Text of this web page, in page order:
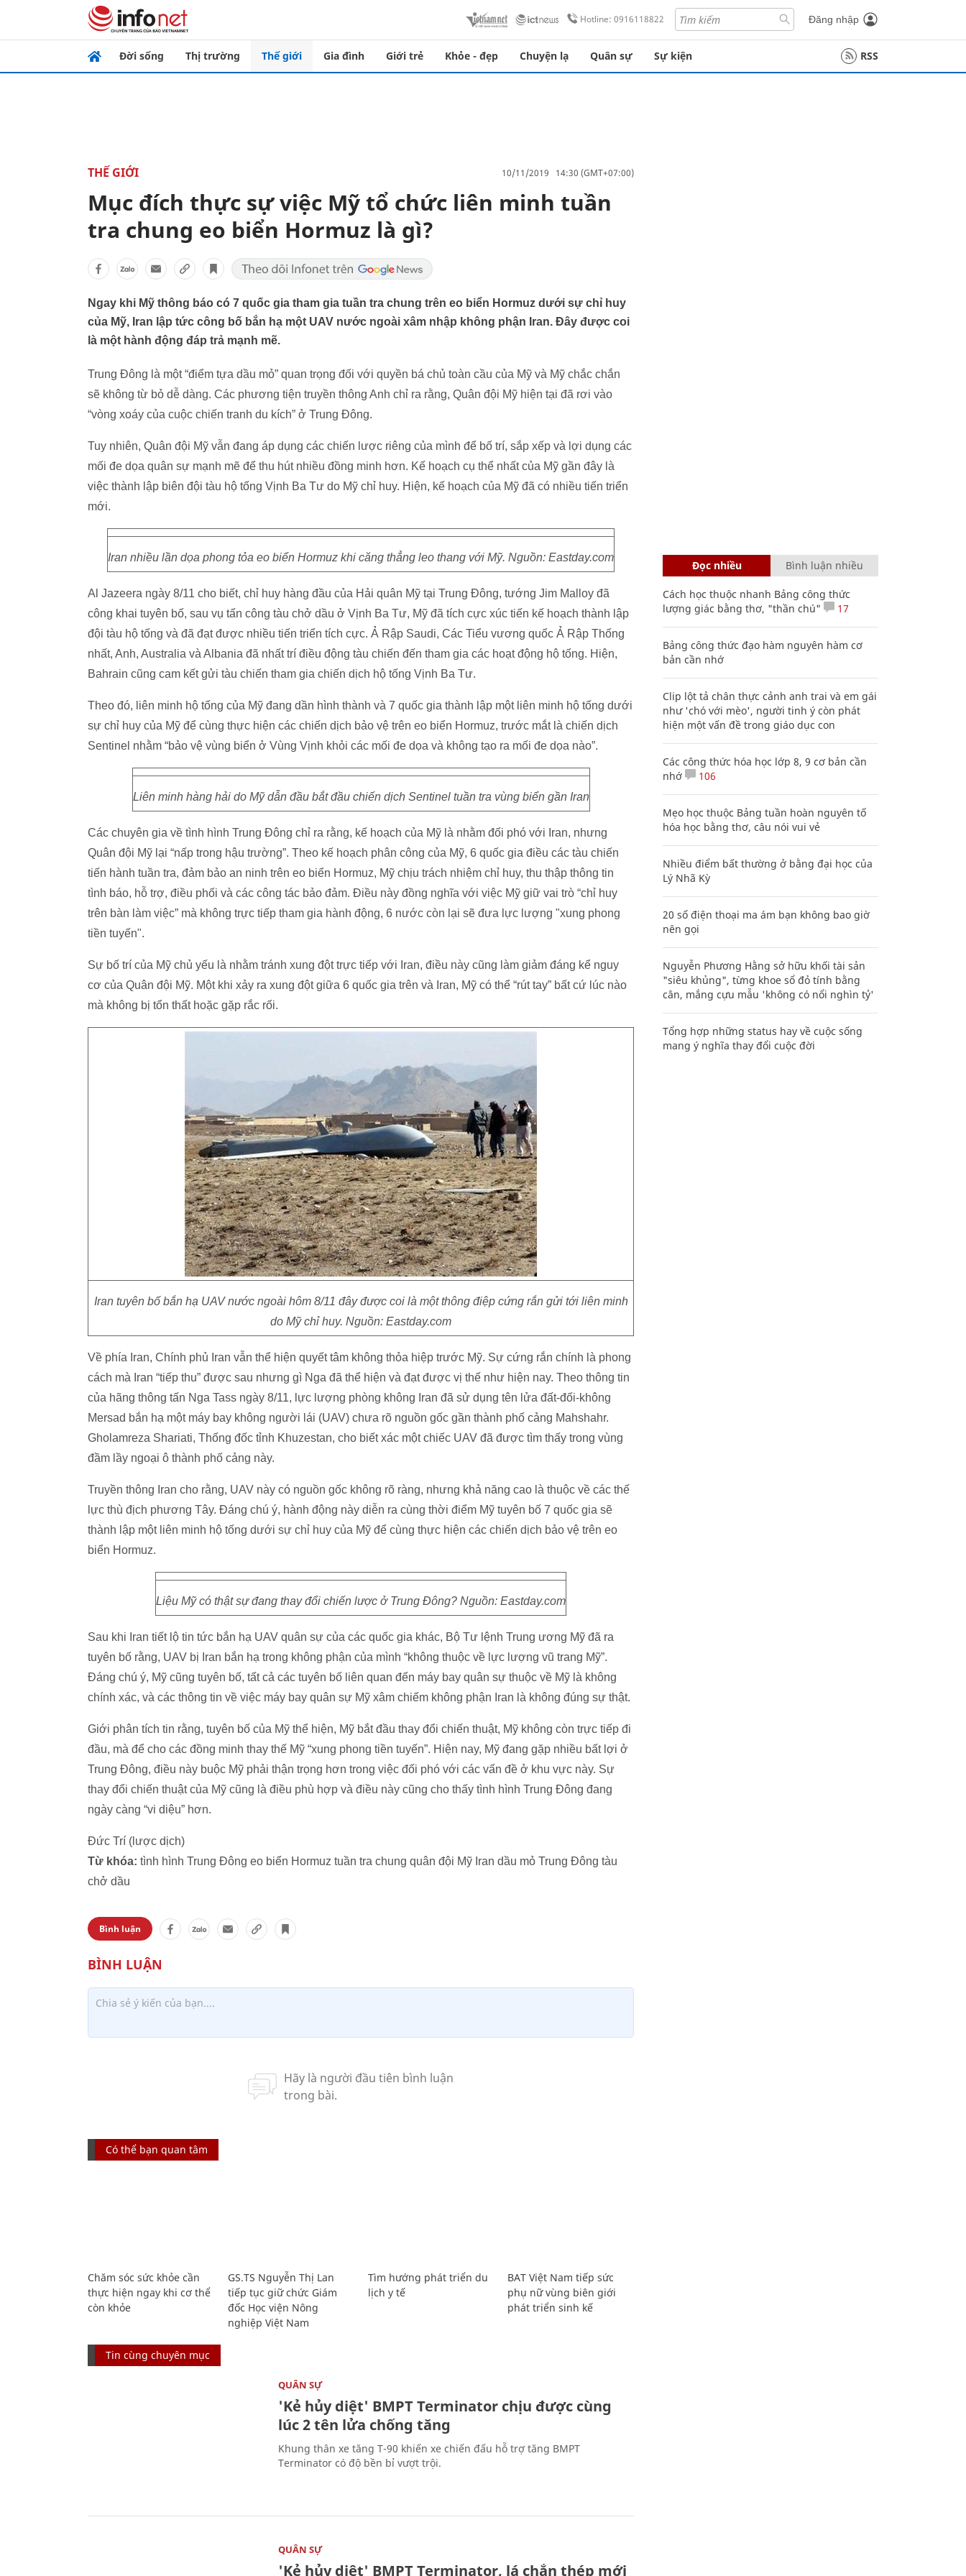
Hotline: 0916118822 Đăng nhập
Đời sống Thị trường Thế giới Gia đình Giới trẻ Khỏe - đẹp Chuyện lạ Quân sự Sự kiện RSS
THẾ GIỚI 10/11/2019 14:30 (GMT+07:00)
Mục đích thực sự việc Mỹ tổ chức liên minh tuần
tra chung eo biển Hormuz là gì?
Ngay khi Mỹ thông báo có 7 quốc gia tham gia tuần tra chung trên eo biển Hormuz dưới sự chỉ huy
của Mỹ, Iran lập tức công bố bắn hạ một UAV nước ngoài xâm nhập không phận Iran. Đây được coi
là một hành động đáp trả mạnh mẽ.
Trung Đông là một “điểm tựa dầu mỏ” quan trọng đối với quyền bá chủ toàn cầu của Mỹ và Mỹ chắc chắn
sẽ không từ bỏ dễ dàng. Các phương tiện truyền thông Anh chỉ ra rằng, Quân đội Mỹ hiện tại đã rơi vào
“vòng xoáy của cuộc chiến tranh du kích” ở Trung Đông.
Tuy nhiên, Quân đội Mỹ vẫn đang áp dụng các chiến lược riêng của mình để bố trí, sắp xếp và lợi dụng các
mối đe dọa quân sự mạnh mẽ để thu hút nhiều đồng minh hơn. Kế hoạch cụ thể nhất của Mỹ gần đây là
việc thành lập biên đội tàu hộ tống Vịnh Ba Tư do Mỹ chỉ huy. Hiện, kế hoạch của Mỹ đã có nhiều tiến triển
mới.
Iran nhiều lần dọa phong tỏa eo biển Hormuz khi căng thẳng leo thang với Mỹ. Nguồn: Eastday.com
Al Jazeera ngày 8/11 cho biết, chỉ huy hàng đầu của Hải quân Mỹ tại Trung Đông, tướng Jim Malloy đã
công khai tuyên bố, sau vụ tấn công tàu chở dầu ở Vịnh Ba Tư, Mỹ đã tích cực xúc tiến kế hoạch thành lập
đội tàu hộ tống và đã đạt được nhiều tiến triển tích cực. Ả Rập Saudi, Các Tiểu vương quốc Ả Rập Thống
nhất, Anh, Australia và Albania đã nhất trí điều động tàu chiến đến tham gia các hoạt động hộ tống. Hiện,
Bahrain cũng cam kết gửi tàu chiến tham gia chiến dịch hộ tống Vịnh Ba Tư.
Theo đó, liên minh hộ tống của Mỹ đang dần hình thành và 7 quốc gia thành lập một liên minh hộ tống dưới
sự chỉ huy của Mỹ để cùng thực hiện các chiến dịch bảo vệ trên eo biển Hormuz, trước mắt là chiến dịch
Sentinel nhằm “bảo vệ vùng biển ở Vùng Vịnh khỏi các mối đe dọa và không tạo ra mối đe dọa nào”.
Liên minh hàng hải do Mỹ dẫn đầu bắt đầu chiến dịch Sentinel tuần tra vùng biển gần Iran
Các chuyên gia về tình hình Trung Đông chỉ ra rằng, kế hoạch của Mỹ là nhằm đối phó với Iran, nhưng
Quân đội Mỹ lại “nấp trong hậu trường”. Theo kế hoạch phân công của Mỹ, 6 quốc gia điều các tàu chiến
tiến hành tuần tra, đảm bảo an ninh trên eo biển Hormuz, Mỹ chịu trách nhiệm chỉ huy, thu thập thông tin
tình báo, hỗ trợ, điều phối và các công tác bảo đảm. Điều này đồng nghĩa với việc Mỹ giữ vai trò “chỉ huy
trên bàn làm việc” mà không trực tiếp tham gia hành động, 6 nước còn lại sẽ đưa lực lượng "xung phong
tiền tuyến".
Sự bố trí của Mỹ chủ yếu là nhằm tránh xung đột trực tiếp với Iran, điều này cũng làm giảm đáng kể nguy
cơ của Quân đội Mỹ. Một khi xảy ra xung đột giữa 6 quốc gia trên và Iran, Mỹ có thể “rút tay” bất cứ lúc nào
mà không bị tổn thất hoặc gặp rắc rối.
Iran tuyên bố bắn hạ UAV nước ngoài hôm 8/11 đây được coi là một thông điệp cứng rắn gửi tới liên minh
do Mỹ chỉ huy. Nguồn: Eastday.com
Về phía Iran, Chính phủ Iran vẫn thể hiện quyết tâm không thỏa hiệp trước Mỹ. Sự cứng rắn chính là phong
cách mà Iran “tiếp thu” được sau nhưng gì Nga đã thể hiện và đạt được vị thế như hiện nay. Theo thông tin
của hãng thông tấn Nga Tass ngày 8/11, lực lượng phòng không Iran đã sử dụng tên lửa đất-đối-không
Mersad bắn hạ một máy bay không người lái (UAV) chưa rõ nguồn gốc gần thành phố cảng Mahshahr.
Gholamreza Shariati, Thống đốc tỉnh Khuzestan, cho biết xác một chiếc UAV đã được tìm thấy trong vùng
đầm lầy ngoại ô thành phố cảng này.
Truyền thông Iran cho rằng, UAV này có nguồn gốc không rõ ràng, nhưng khả năng cao là thuộc về các thế
lực thù địch phương Tây. Đáng chú ý, hành động này diễn ra cùng thời điểm Mỹ tuyên bố 7 quốc gia sẽ
thành lập một liên minh hộ tống dưới sự chỉ huy của Mỹ để cùng thực hiện các chiến dịch bảo vệ trên eo
biển Hormuz.
Liệu Mỹ có thật sự đang thay đổi chiến lược ở Trung Đông? Nguồn: Eastday.com
Sau khi Iran tiết lộ tin tức bắn hạ UAV quân sự của các quốc gia khác, Bộ Tư lệnh Trung ương Mỹ đã ra
tuyên bố rằng, UAV bị Iran bắn hạ trong không phận của mình “không thuộc về lực lượng vũ trang Mỹ”.
Đáng chú ý, Mỹ cũng tuyên bố, tất cả các tuyên bố liên quan đến máy bay quân sự thuộc về Mỹ là không
chính xác, và các thông tin về việc máy bay quân sự Mỹ xâm chiếm không phận Iran là không đúng sự thật.
Giới phân tích tin rằng, tuyên bố của Mỹ thể hiện, Mỹ bắt đầu thay đổi chiến thuật, Mỹ không còn trực tiếp đi
đầu, mà để cho các đồng minh thay thế Mỹ “xung phong tiền tuyến”. Hiện nay, Mỹ đang gặp nhiều bất lợi ở
Trung Đông, điều này buộc Mỹ phải thận trọng hơn trong việc đối phó với các vấn đề ở khu vực này. Sự
thay đổi chiến thuật của Mỹ cũng là điều phù hợp và điều này cũng cho thấy tình hình Trung Đông đang
ngày càng “vi diệu” hơn.
Đức Trí (lược dịch)
Từ khóa: tình hình Trung Đông eo biển Hormuz tuần tra chung quân đội Mỹ Iran dầu mỏ Trung Đông tàu
chở dầu
Bình luận
Có thể bạn quan tâm
Chăm sóc sức khỏe cần
thực hiện ngay khi cơ thể
còn khỏe
GS.TS Nguyễn Thị Lan
tiếp tục giữ chức Giám
đốc Học viện Nông
nghiệp Việt Nam
Tìm hướng phát triển du
lịch y tế
BAT Việt Nam tiếp sức
phụ nữ vùng biên giới
phát triển sinh kế
Tin cùng chuyên mục
QUÂN SỰ
'Kẻ hủy diệt' BMPT Terminator chịu được cùng
lúc 2 tên lửa chống tăng
Khung thân xe tăng T-90 khiến xe chiến đấu hỗ trợ tăng BMPT
Terminator có độ bền bỉ vượt trội.
QUÂN SỰ
'Kẻ hủy diệt' BMPT Terminator, lá chắn thép mới
Đọc nhiều Bình luận nhiều
Cách học thuộc nhanh Bảng công thức
lượng giác bằng thơ, "thần chú"
17
Bảng công thức đạo hàm nguyên hàm cơ
bản cần nhớ
Clip lột tả chân thực cảnh anh trai và em gái
như 'chó với mèo', người tinh ý còn phát
hiện một vấn đề trong giáo dục con
Các công thức hóa học lớp 8, 9 cơ bản cần
nhớ
106
Mẹo học thuộc Bảng tuần hoàn nguyên tố
hóa học bằng thơ, câu nói vui vẻ
Nhiều điểm bất thường ở bằng đại học của
Lý Nhã Kỳ
20 số điện thoại ma ám bạn không bao giờ
nên gọi
Nguyễn Phương Hằng sở hữu khối tài sản
"siêu khủng", từng khoe sổ đỏ tính bằng
cân, mắng cựu mẫu 'không có nổi nghìn tỷ'
Tổng hợp những status hay về cuộc sống
mang ý nghĩa thay đổi cuộc đời